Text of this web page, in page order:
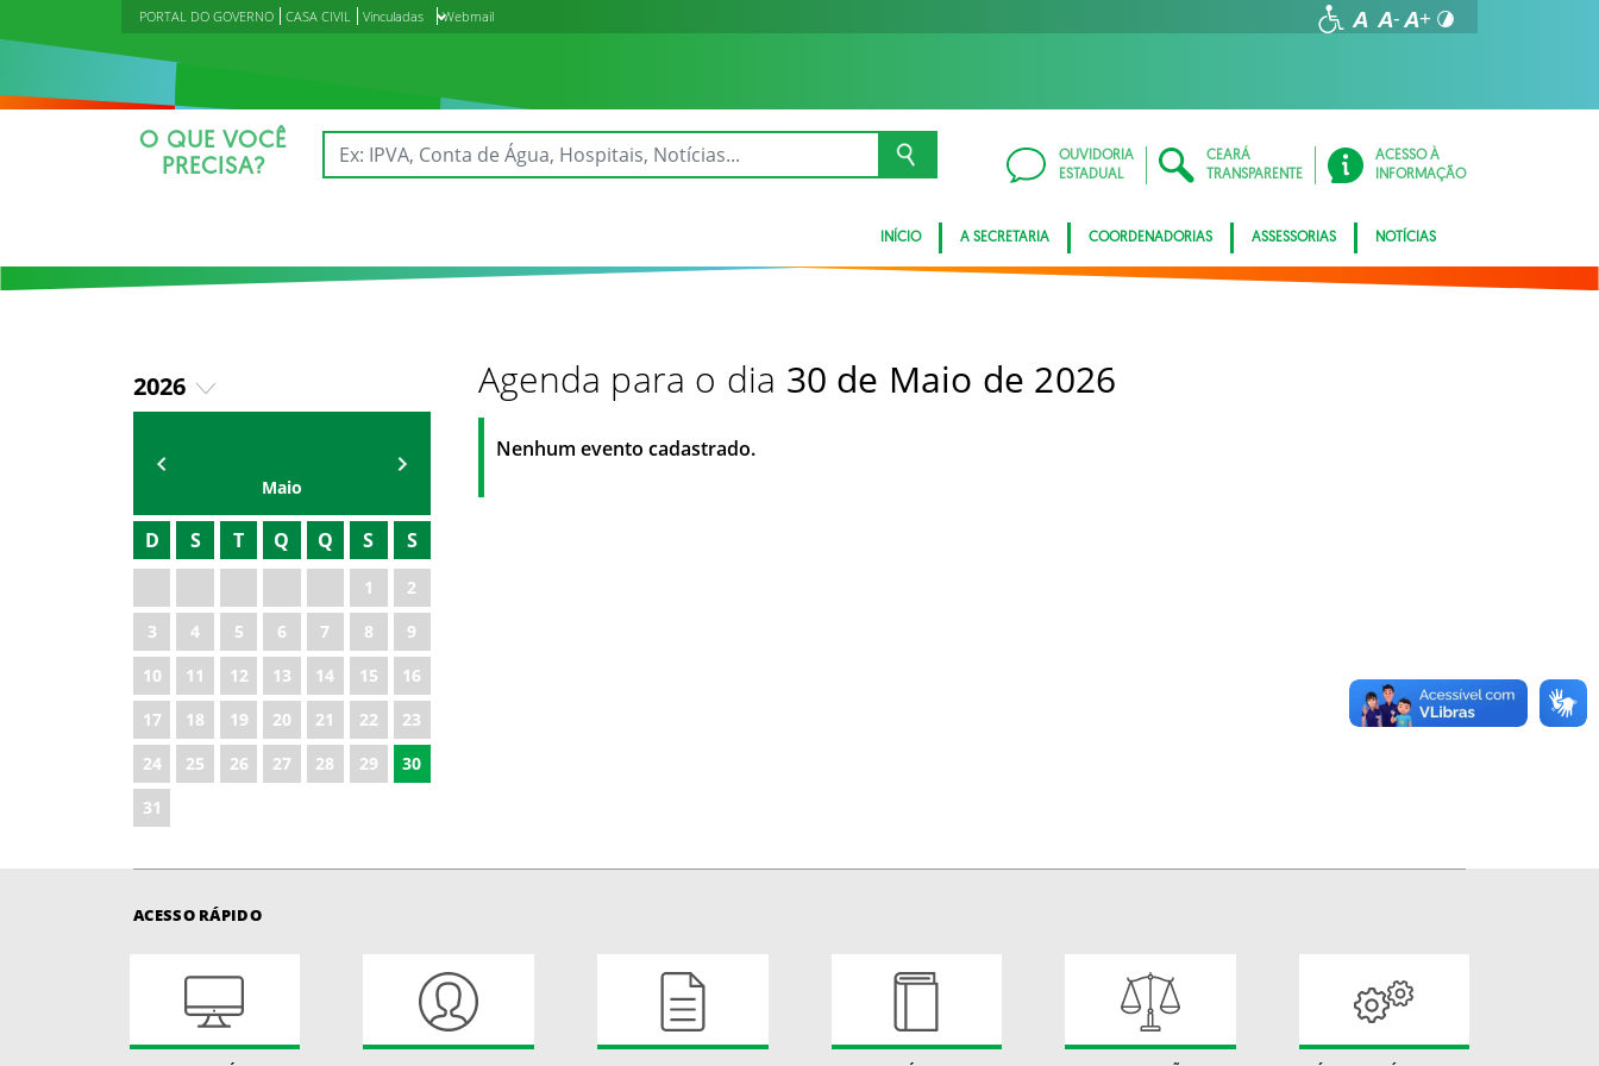
PORTAL DO GOVERNO CASA CIVIL Vinculadas Webmail
O QUE VOCÊ
PRECISA?
OUVIDORIA
ESTADUAL
CEARÁ
TRANSPARENTE
ACESSO À
INFORMAÇÃO
INÍCIO A SECRETARIA COORDENADORIAS ASSESSORIAS NOTÍCIAS
2026
2019
2020
2021
2022
2023
2024
2025
Maio
D S T Q Q S S
1
2
3
4 5 6 7 8
9
10
11 12 13 14 15
16
17
18 19 20 21 22
23
24
25 26 27 28 29
30
31
Agenda para o dia 30 de Maio de 2026
Nenhum evento cadastrado.
ACESSO RÁPIDO